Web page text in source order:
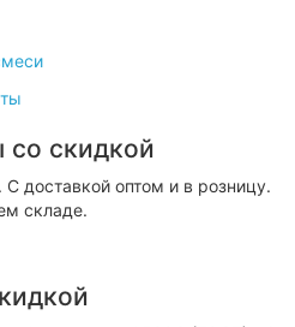
со скидкой
доставкой оптом и в розницу.
складе.